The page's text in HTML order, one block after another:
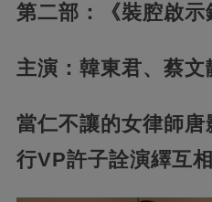
第二部：《裝腔啟示
主演：韓東君、蔡文
當仁不讓的女律師
行VP許子詮演繹互